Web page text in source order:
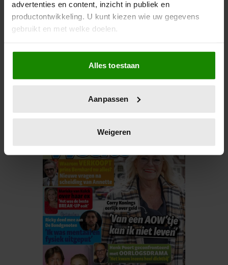
advertenties en content, inzicht in publiek en
productontwikkeling. U kunt kiezen wie uw gegevens
gebruikt en met welke doelen.
Als u het toestaat, willen we ook graag:
Informatie verzamelen over uw geografische
locatie, die tot een paar meter nauwkeurig kan zijn
scannen op specifieke eigenschappen (fingerprinting)
verwerkt en stel uw voorkeuren in het
intrekken in de Cookieverklaring.
We gebruiken cookies om content en advertenties te
personaliseren, om functies voor social media te bieden
en om ons websiteverkeer te analyseren. Ook delen we
informatie over uw gebruik van onze site met onze
partners voor social media, adverteren en analyse. Deze
partners kunnen deze gegevens combineren met andere
informatie die u aan ze heeft verstrekt of die ze hebben
Alles toestaan
Aanpassen
Weigeren